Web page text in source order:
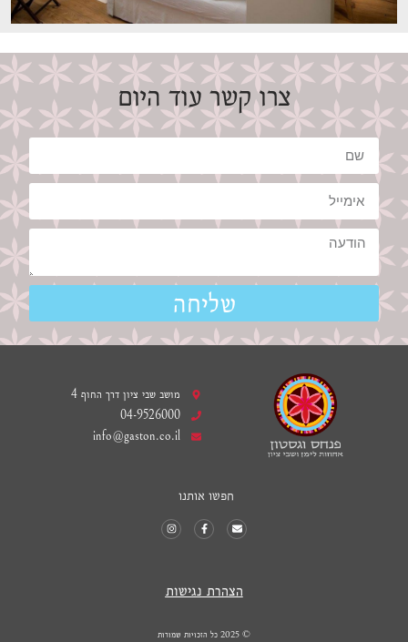
צרו קשר עוד היום
שליחה
מושב שבי ציון דרך החוף 4
04-9526000
info@gaston.co.il
חפשו אותנו
הצהרת נגישות
© 2025 כל הזכויות שמורות